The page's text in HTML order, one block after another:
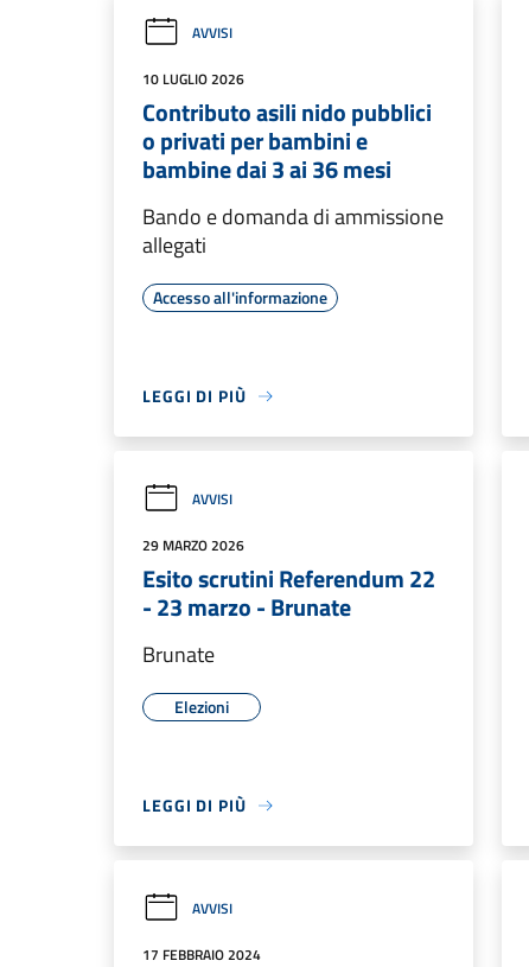
AVVISI
10 LUGLIO 2026
Contributo asili nido pubblici
o privati per bambini e
bambine dai 3 ai 36 mesi
Bando e domanda di ammissione
allegati
Accesso all'informazione
LEGGI DI PIÙ
AVVISI
29 MARZO 2026
Esito scrutini Referendum 22
- 23 marzo - Brunate
Brunate
Elezioni
LEGGI DI PIÙ
AVVISI
17 FEBBRAIO 2024